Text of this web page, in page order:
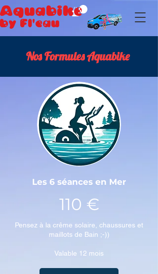
Aquabike
by Fl'eau
Nos Formules Aquabike
Les 6 séances en Mer
110 €
Pensez à la crême solaire, chaussures et
maillots de Bain ;-))
Valable 12 mois